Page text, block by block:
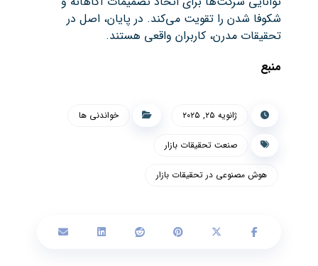
شکوفا شدن را تقویت می‌کند. در پایان، اصل در
تحقیقات مدرن، کاربران واقعی هستند.
منبع
ژانویه ۲۵, ۲۰۲۵ خواندنی ها
صنعت تحقیقات بازار
هوش مصنوعی در تحقیقات بازار